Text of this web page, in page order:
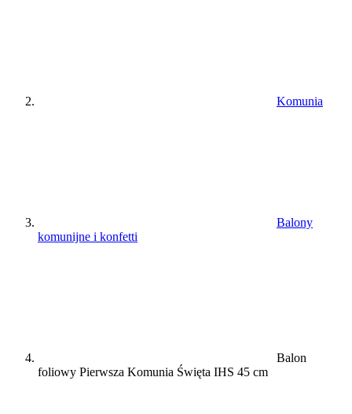
Komunia
Balony
komunijne i konfetti
Balon
foliowy Pierwsza Komunia Święta IHS 45 cm